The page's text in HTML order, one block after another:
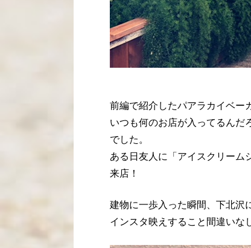
前編で紹介したパアラカイベー
いつも何のお店が入ってるんだ
でした。
ある日友人に「アイスクリーム
来店！
建物に一歩入った瞬間、下北沢
インスタ映えすること間違いな